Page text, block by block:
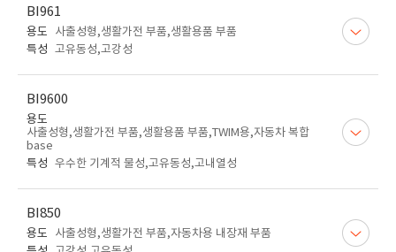
BI961
용도
사출성형,생활가전 부품,생활용품 부품
특성 고유동성,고강성
BI9600
용도
사출성형,생활가전 부품,생활용품 부품,TWIM용,자동차 복합
base
특성 우수한 기계적 물성,고유동성,고내열성
BI850
용도
사출성형,생활가전 부품,자동차용 내장재 부품